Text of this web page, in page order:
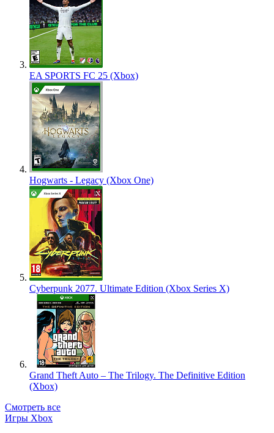
EA SPORTS FC 25 (Xbox)
Hogwarts - Legacy (Xbox One)
Cyberpunk 2077. Ultimate Edition (Xbox Series X)
Grand Theft Auto – The Trilogy. The Definitive Edition
(Xbox)
Смотреть все
Игры Xbox